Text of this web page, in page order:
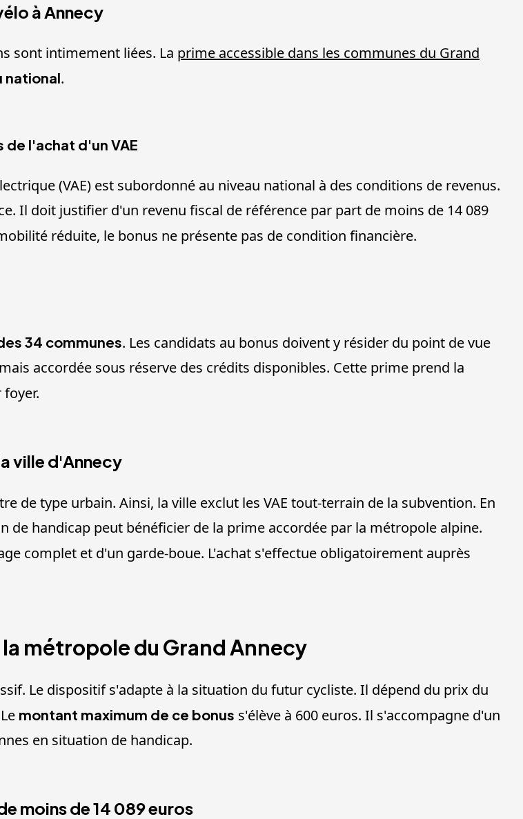
à Annecy
sont intimement liées. La prime accessible dans les communes du Grand
national.
l'achat d'un VAE
(VAE) est subordonné au niveau national à des conditions de revenus.
Il doit justifier d'un revenu fiscal de référence par part de moins de 14 089
réduite, le bonus ne présente pas de condition financière.
34 communes. Les candidats au bonus doivent y résider du point de vue
accordée sous réserve des crédits disponibles. Cette prime prend la
ville d'Annecy
de type urbain. Ainsi, la ville exclut les VAE tout-terrain de la subvention. En
de handicap peut bénéficier de la prime accordée par la métropole alpine.
complet et d'un garde-boue. L'achat s'effectue obligatoirement auprès
métropole du Grand Annecy
Le dispositif s'adapte à la situation du futur cycliste. Il dépend du prix du
montant maximum de ce bonus s'élève à 600 euros. Il s'accompagne d'un
en situation de handicap.
moins de 14 089 euros